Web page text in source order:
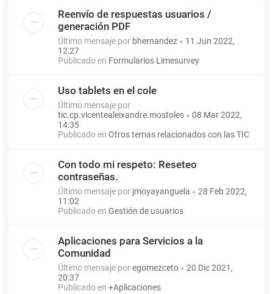
Reenvío de respuestas usuarios /
generación PDF
Último mensaje por bhernandez « 11 Jun 2022,
12:27
Publicado en Formularios Limesurvey
Uso tablets en el cole
Último mensaje por
tic.cp.vicentealeixandre.mostoles « 08 Mar 2022,
14:35
Publicado en Otros temas relacionados con las TIC
Con todo mi respeto: Reseteo
contraseñas.
Último mensaje por jmoyayanguela « 28 Feb 2022,
11:02
Publicado en Gestión de usuarios
Aplicaciones para Servicios a la
Comunidad
Último mensaje poregomezceto « 20 Dic 2021,
20:37
Publicado en +Aplicaciones